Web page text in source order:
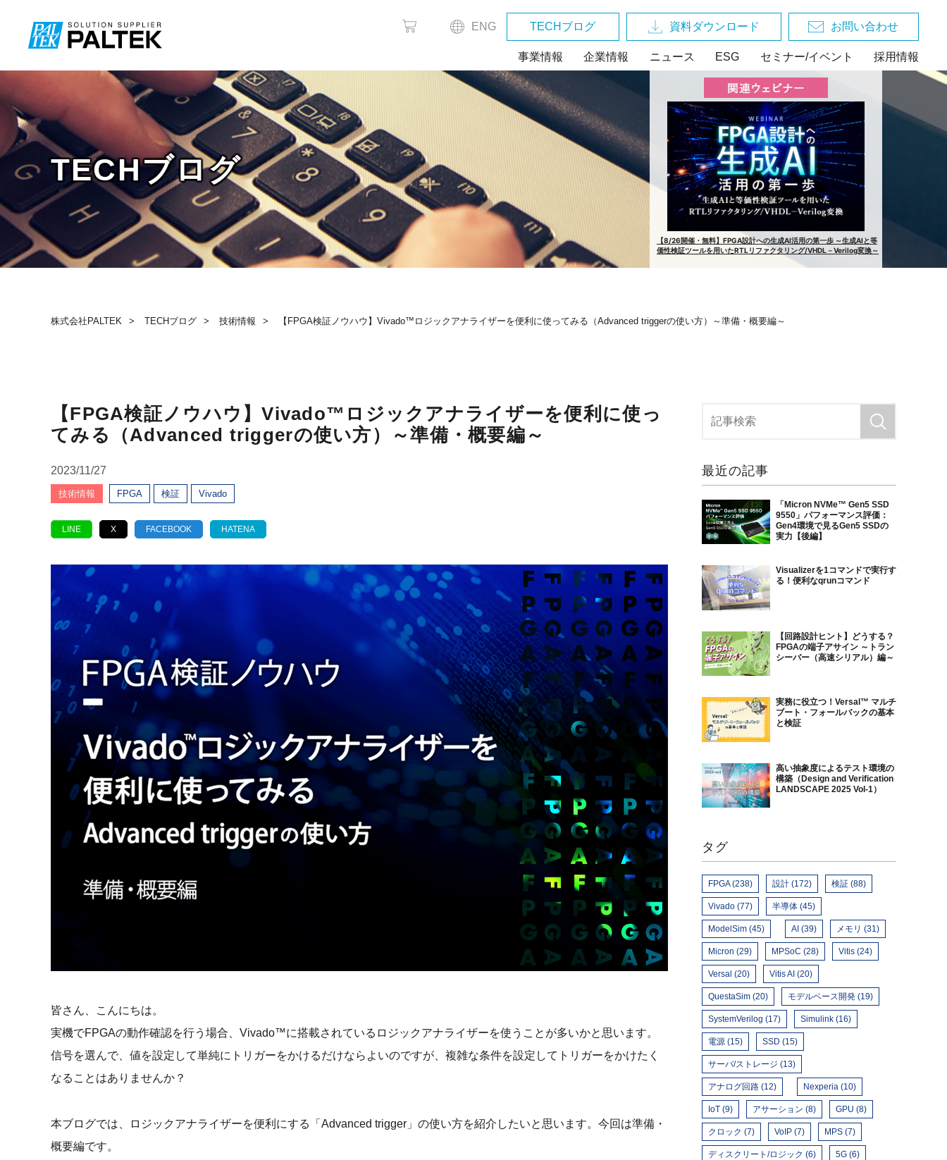
事業情報 企業情報 ニュース ESG セミナー/イベント 採用情報
ENG TECHブログ 資料ダウンロード お問い合わせ
株式会社PALTEK TECHブログ 技術情報 【FPGA検証ノウハウ】Vivado™ロジックアナライザーを便利に使ってみる（Advanced triggerの使い方）～準備・概要編～
TECHブログ
【FPGA検証ノウハウ】Vivado™ロジックアナライザーを便利に使っ
てみる（Advanced triggerの使い方）～準備・概要編～
2023/11/27
技術情報 FPGA 検証 Vivado
LINE X FACEBOOK HATENA
皆さん、こんにちは。
実機でFPGAの動作確認を行う場合、Vivado™に搭載されているロジックアナライザーを使うことが多いかと思います。
信号を選んで、値を設定して単純にトリガーをかけるだけならよいのですが、複雑な条件を設定してトリガーをかけたく
なることはありませんか？
本ブログでは、ロジックアナライザーを便利にする「Advanced trigger」の使い方を紹介したいと思います。今回は準備・
概要編です。
最近の記事
「Micron NVMe™ Gen5 SSD
9550」パフォーマンス評価：
Gen4環境で見るGen5 SSDの
実力【後編】
Visualizerを1コマンドで実行す
る！便利なqrunコマンド
【回路設計ヒント】どうする？
FPGAの端子アサイン ～トラン
シーバー（高速シリアル）編～
実務に役立つ！Versal™ マルチ
ブート・フォールバックの基本
と検証
高い抽象度によるテスト環境の
構築（Design and Verification
LANDSCAPE 2025 Vol-1）
タグ
FPGA (238) 設計 (172) 検証 (88)
Vivado (77) 半導体 (45)
ModelSim (45) AI (39) メモリ (31)
Micron (29) MPSoC (28) Vitis (24)
Versal (20) Vitis AI (20)
QuestaSim (20) モデルベース開発 (19)
SystemVerilog (17) Simulink (16)
電源 (15) SSD (15)
サーバ/ストレージ (13)
アナログ回路 (12) Nexperia (10)
IoT (9) アサーション (8) GPU (8)
クロック (7) VoIP (7) MPS (7)
ディスクリート/ロジック (6) 5G (6)